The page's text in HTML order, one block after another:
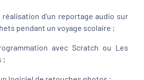
réalisation d’un reportage audio sur
pendant un voyage scolaire ;
avec Scratch ou Les
;